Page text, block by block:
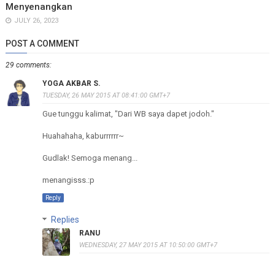
Menyenangkan
JULY 26, 2023
POST A COMMENT
29 comments:
YOGA AKBAR S.
TUESDAY, 26 MAY 2015 AT 08:41:00 GMT+7
Gue tunggu kalimat, "Dari WB saya dapet jodoh."
Huahahaha, kaburrrrrr~
Gudlak! Semoga menang...
menangisss.:p
Reply
Replies
RANU
WEDNESDAY, 27 MAY 2015 AT 10:50:00 GMT+7